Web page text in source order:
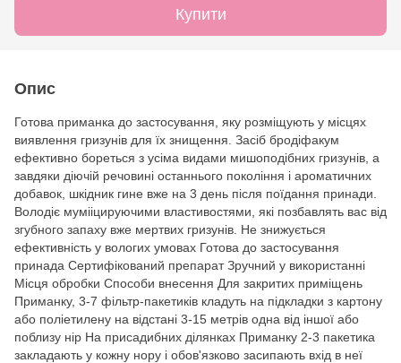
Купити
Опис
Готова приманка до застосування, яку розміщують у місцях
виявлення гризунів для їх знищення. Засіб бродіфакум
ефективно бореться з усіма видами мишоподібних гризунів, а
завдяки діючій речовині останнього покоління і ароматичних
добавок, шкідник гине вже на 3 день після поїдання принади.
Володіє мумііцируючими властивостями, які позбавлять вас від
згубного запаху вже мертвих гризунів. Не знижується
ефективність у вологих умовах Готова до застосування
принада Сертифікований препарат Зручний у використанні
Місця обробки Способи внесення Для закритих приміщень
Приманку, 3-7 фільтр-пакетиків кладуть на підкладки з картону
або поліетилену на відстані 3-15 метрів одна від іншої або
поблизу нір На присадибних ділянках Приманку 2-3 пакетика
закладають у кожну нору і обов'язково засипають вхід в неї